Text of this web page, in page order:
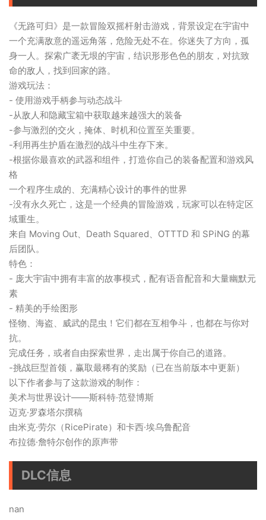
《无路可归》是一款冒险双摇杆射击游戏，背景设定在宇宙中
一个充满敌意的遥远角落，危险无处不在。你迷失了方向，孤
身一人。探索广袤无垠的宇宙，结识形形色色的朋友，对抗致
命的敌人，找到回家的路。
游戏玩法：
- 使用游戏手柄参与动态战斗
-从敌人和隐藏宝箱中获取越来越强大的装备
-参与激烈的交火，掩体、时机和位置至关重要。
-利用再生护盾在激烈的战斗中生存下来。
-根据你最喜欢的武器和组件，打造你自己的装备配置和游戏风
格
一个程序生成的、充满精心设计的事件的世界
-没有永久死亡，这是一个经典的冒险游戏，玩家可以在特定区
域重生。
来自 Moving Out、Death Squared、OTTTD 和 SPiNG 的幕
后团队。
特色：
- 庞大宇宙中拥有丰富的故事模式，配有语音配音和大量幽默元
素
- 精美的手绘图形
怪物、海盗、威武的昆虫！它们都在互相争斗，也都在与你对
抗。
完成任务，或者自由探索世界，走出属于你自己的道路。
-挑战巨型首领，赢取最稀有的奖励（已在当前版本中更新）
以下作者参与了这款游戏的制作：
美术与世界设计——斯科特·范登博斯
迈克·罗森塔尔撰稿
由米克·劳尔（RicePirate）和卡西·埃乌鲁配音
布拉德·詹特尔创作的原声带
DLC信息
nan